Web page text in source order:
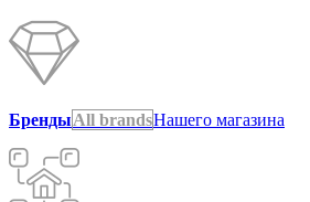
БрендыAll brandsНашего магазина